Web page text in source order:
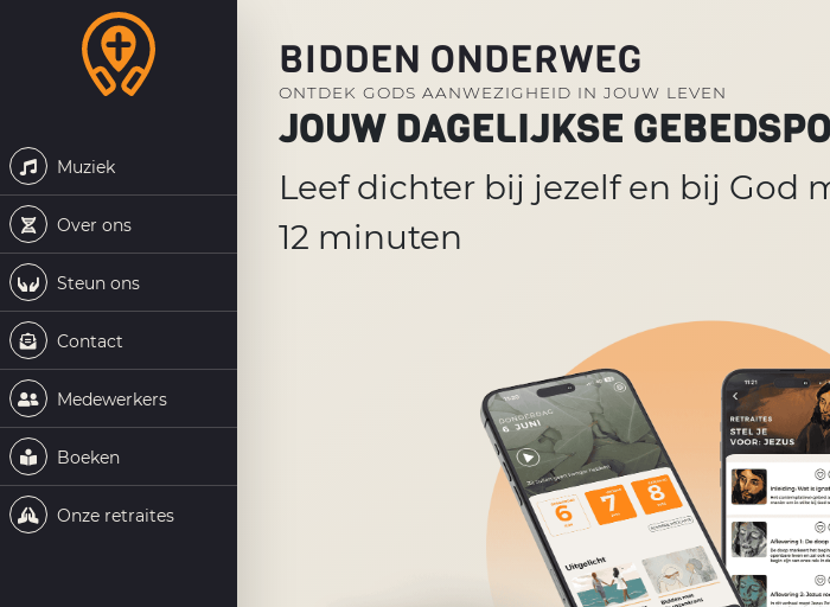
Muziek
Over ons
Steun ons
Contact
Medewerkers
Boeken
Onze retraites
BIDDEN ONDERWEG
ONTDEK GODS AANWEZIGHEID IN JOUW LEVEN
JOUW DAGELIJKSE
Leef dichter bij jezelf en bij God
12 minuten